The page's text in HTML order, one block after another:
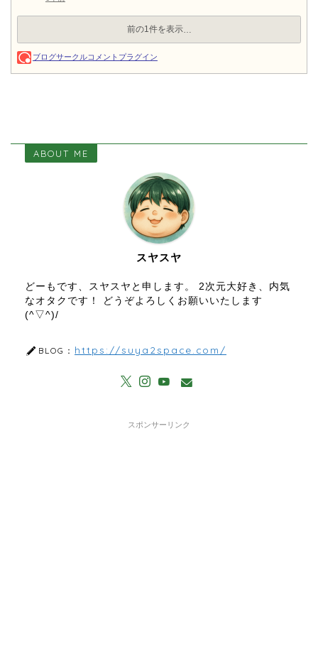
ABOUT ME
スヤスヤ
どーもです、スヤスヤと申します。 2次元大好き、内気
なオタクです！ どうぞよろしくお願いいたします
(^▽^)/
BLOG： https://suya2space.com/
スポンサーリンク